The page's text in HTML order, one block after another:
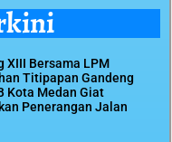
XIII Bersama LPM
Titipapan Gandeng
Kota Medan Giat
Penerangan Jalan